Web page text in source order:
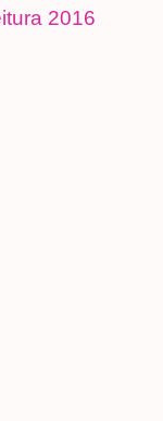
2016